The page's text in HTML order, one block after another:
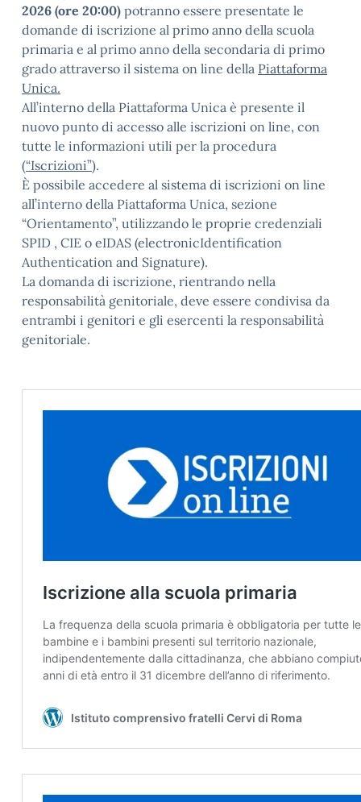
2026 (ore 20:00) potranno essere presentate le
domande di iscrizione al primo anno della scuola
primaria e al primo anno della secondaria di primo
grado attraverso il sistema on line della Piattaforma
Unica.
All’interno della Piattaforma Unica è presente il
nuovo punto di accesso alle iscrizioni on line, con
tutte le informazioni utili per la procedura
(“Iscrizioni”).
È possibile accedere al sistema di iscrizioni on line
all’interno della Piattaforma Unica, sezione
“Orientamento”, utilizzando le proprie credenziali
SPID , CIE o eIDAS (electronicIdentification
Authentication and Signature).
La domanda di iscrizione, rientrando nella
responsabilità genitoriale, deve essere condivisa da
entrambi i genitori e gli esercenti la responsabilità
genitoriale.